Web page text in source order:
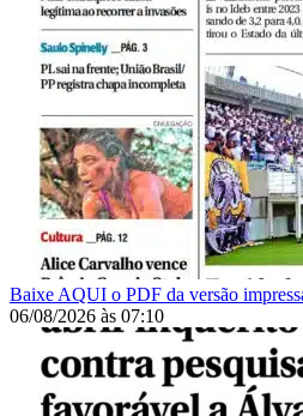
Baixe AQUI o PDF da versão
06/08/2026 às 07:10